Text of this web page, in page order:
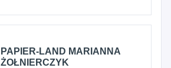
PAPIER-LAND MARIANNA
ŻOŁNIERCZYK